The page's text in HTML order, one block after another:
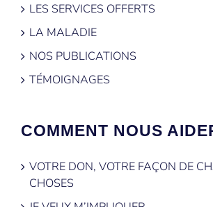
LES SERVICES OFFERTS
LA MALADIE
NOS PUBLICATIONS
TÉMOIGNAGES
COMMENT NOUS
VOTRE DON, VOTRE FAÇON DE
CHOSES